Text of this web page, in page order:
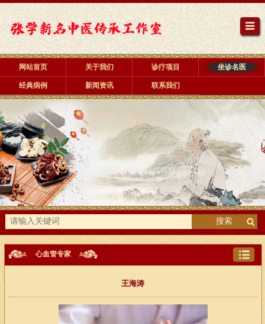
网站首页 关于我们 诊疗项目 坐诊名医
经典病例 新闻资讯 联系我们
搜索
心血管专家
王海涛